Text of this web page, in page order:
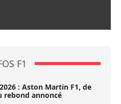
F1
: Aston Martin F1, de
rebond annoncé